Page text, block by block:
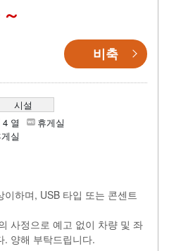
비축
시설
4 열
휴게실
실
이하며, USB 타입 또는 콘센트
사정으로 예고 없이 차량 및 좌
. 양해 부탁드립니다.